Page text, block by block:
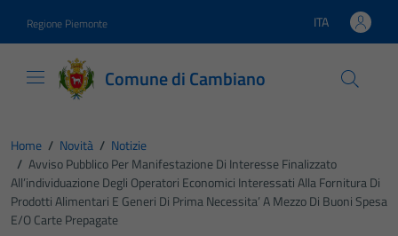
Regione Piemonte Lingua attiva:
ITA
Comune di Cambiano
Home / Novità / Notizie
/ Avviso Pubblico Per Manifestazione Di Interesse Finalizzato
All’individuazione Degli Operatori Economici Interessati Alla Fornitura Di
Prodotti Alimentari E Generi Di Prima Necessita’ A Mezzo Di Buoni Spesa
E/o Carte Prepagate